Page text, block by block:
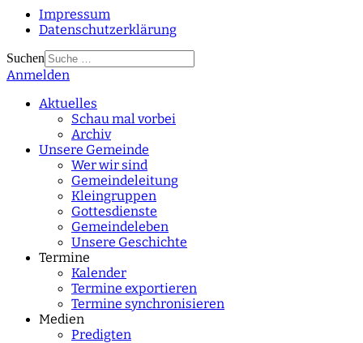
Impressum
Datenschutzerklärung
Suchen
Type 2 or more
Anmelden
Aktuelles
Schau mal vorbei
Archiv
Unsere Gemeinde
Wer wir sind
Gemeindeleitung
Kleingruppen
Gottesdienste
Gemeindeleben
Unsere Geschichte
Termine
Kalender
Termine exportieren
Termine synchronisieren
Medien
Predigten